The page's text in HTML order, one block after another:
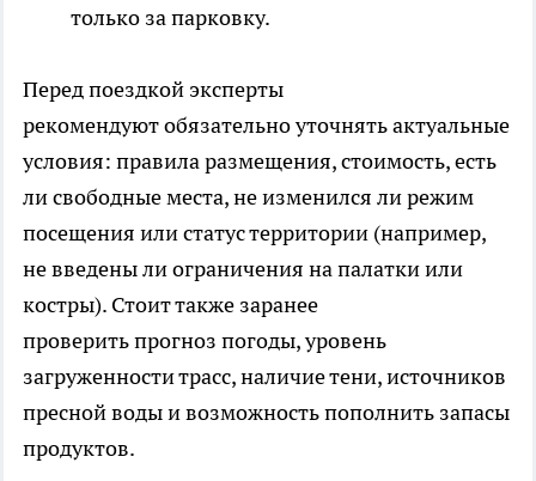
только за парковку.
Перед поездкой эксперты
рекомендуют обязательно уточнять актуальные
условия: правила размещения, стоимость, есть
ли свободные места, не изменился ли режим
посещения или статус территории (например,
не введены ли ограничения на палатки или
костры). Стоит также заранее
проверить прогноз погоды, уровень
загруженности трасс, наличие тени, источников
пресной воды и возможность пополнить запасы
продуктов.